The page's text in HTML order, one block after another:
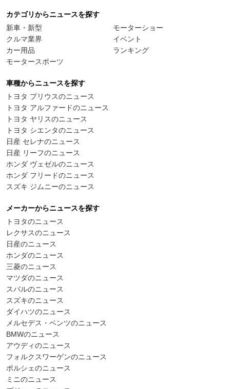
カテゴリからニュースを探す
新車・新型
クルマ業界
カー用品
モータースポーツ
モーターショー
イベント
ランキング
車種からニュースを探す
トヨタ プリウスのニュース
トヨタ アルファードのニュース
トヨタ ヤリスのニュース
トヨタ シエンタのニュース
日産 セレナのニュース
日産 リーフのニュース
ホンダ ヴェゼルのニュース
ホンダ フリードのニュース
スズキ ジムニーのニュース
メーカーからニュースを探す
トヨタのニュース
レクサスのニュース
日産のニュース
ホンダのニュース
三菱のニュース
マツダのニュース
スバルのニュース
スズキのニュース
ダイハツのニュース
メルセデス・ベンツのニュース
BMWのニュース
アウディのニュース
フォルクスワーゲンのニュース
ポルシェのニュース
ミニのニュース